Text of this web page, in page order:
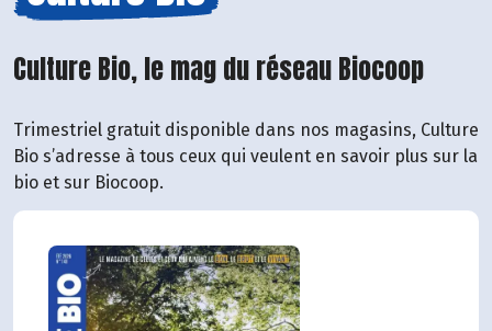
Culture Bio, le mag du réseau Biocoop
Trimestriel gratuit disponible dans nos magasins, Culture
Bio s’adresse à tous ceux qui veulent en savoir plus sur la
bio et sur Biocoop.